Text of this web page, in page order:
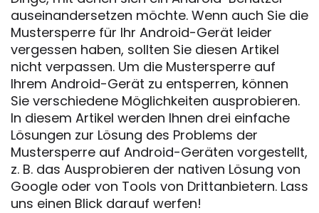
auseinandersetzen möchte. Wenn auch Sie die
Mustersperre für Ihr Android-Gerät leider
vergessen haben, sollten Sie diesen Artikel
nicht verpassen. Um die Mustersperre auf
Ihrem Android-Gerät zu entsperren, können
Sie verschiedene Möglichkeiten ausprobieren.
In diesem Artikel werden Ihnen drei einfache
Lösungen zur Lösung des Problems der
Mustersperre auf Android-Geräten vorgestellt,
z. B. das Ausprobieren der nativen Lösung von
Google oder von Tools von Drittanbietern. Lass
uns einen Blick darauf werfen!